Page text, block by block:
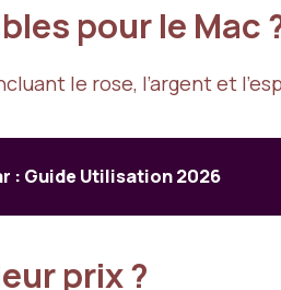
pour le Mac
le rose, l’argent et
: Guide Utilisation 2026
prix ?